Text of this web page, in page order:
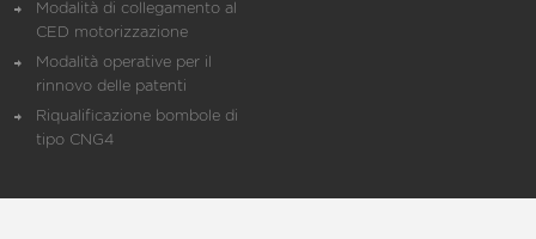
Modalità di collegamento al
CED motorizzazione
Modalità operative per il
rinnovo delle patenti
Riqualificazione bombole di
tipo CNG4